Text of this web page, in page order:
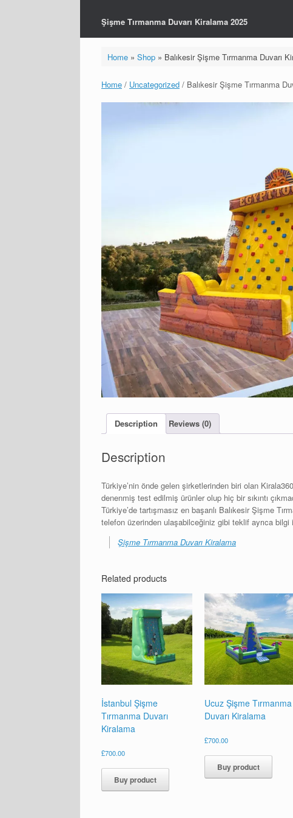
Şişme Tırmanma Duvarı Kiralama 2025
Home» Shop» Balıkesir Şişme Tırmanma Duvarı
Home / Uncategorized / Balıkesir Şişme Tırmanma
Description Reviews (0)
Description
Türkiye’nin önde gelen şirketlerinden biri olan
denenmiş test edilmiş ürünler olup hiç bir sıkıntı
Türkiye’de tartışmasız en başarılı Balıkesir Şişme
telefon üzerinden ulaşabilceğiniz gibi teklif ayrıca
Şişme Tırmanma Duvarı Kiralama
Related products
İstanbul Şişme
Tırmanma Duvarı
Kiralama
£700.00
Buy product
Ucuz Şişme Tırmanma
Duvarı Kiralama
£700.00
Buy product